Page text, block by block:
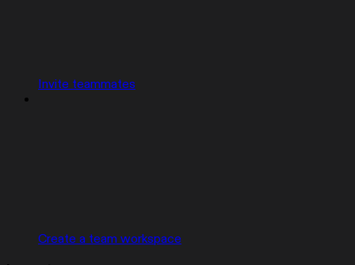
Invite teammates
Create a team workspace